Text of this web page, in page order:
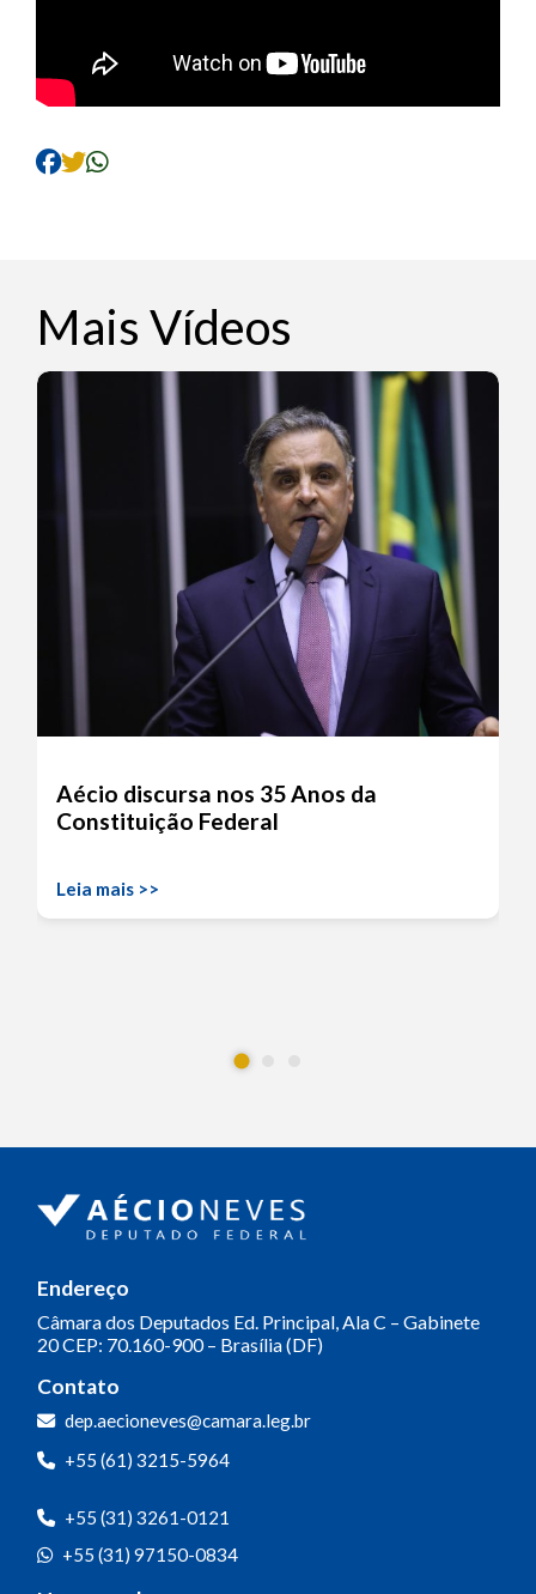
Mais Vídeos
Aécio discursa nos 35 Anos da
Constituição Federal
Leia mais >>
Endereço
Câmara dos Deputados Ed. Principal, Ala C – Gabinete
20CEP: 70.160-900 – Brasília (DF)
Contato
dep.aecioneves@camara.leg.br
+55 (61) 3215-5964
+55 (31) 3261-0121
+55 (31) 97150-0834